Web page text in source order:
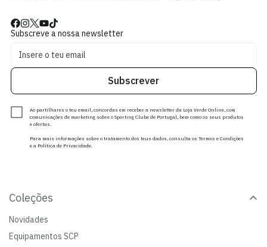
Subscreve a nossa newsletter
Subscrever
Ao partilhares o teu email, concordas em receber a newsletter da Loja Verde Online, com
comunicações de marketing sobre o Sporting Clube de Portugal, bem como os seus produtos
e ofertas.
Para mais informações sobre o tratamento dos teus dados, consulta os Termos e Condições
e a Política de Privacidade.
Coleções
Novidades
Equipamentos SCP